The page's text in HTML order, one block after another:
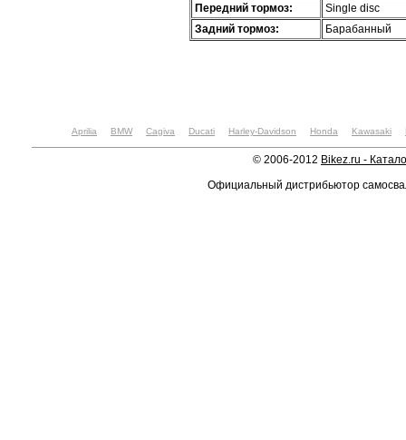
Передний тормоз:
Single disc
Задний тормоз:
Барабанный
Aprilia BMW Cagiva Ducati Harley-Davidson Honda Kawasaki
© 2006-2012 Bikez.ru -
Официальный дистрибьютор